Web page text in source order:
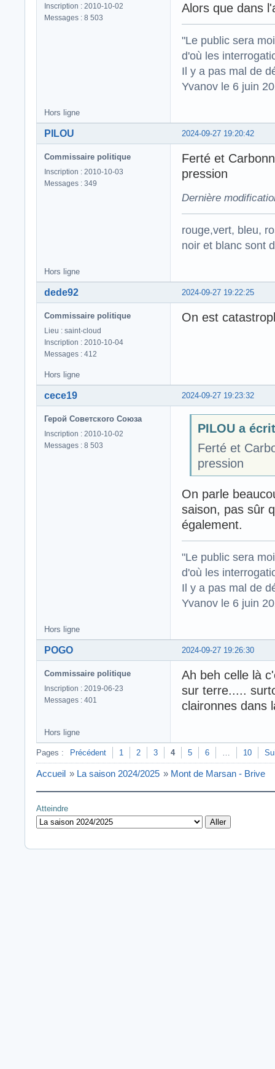
Inscription : 2010-10-02
Messages : 8 503
Alors que dans
"Le public sera
d'où les
Il y a pas mal de
Yvanov le 6 juin
Hors ligne
2024-09-27 19:20:42
PILOU
Commissaire politique
Inscription : 2010-10-03
Messages : 349
Ferté et
pression
Dernière
rouge,vert, bleu,
noir et blanc sont
Hors ligne
2024-09-27 19:22:25
dede92
Commissaire politique
Lieu : saint-cloud
Inscription : 2010-10-04
Messages : 412
On est
Hors ligne
2024-09-27 19:23:32
cece19
Герой Советского Союза
Inscription : 2010-10-02
Messages : 8 503
PILOU a
Ferté et
pression
On parle
saison, pas sûr
également.
"Le public sera
d'où les
Il y a pas mal de
Yvanov le 6 juin
Hors ligne
2024-09-27 19:26:30
POGO
Commissaire politique
Inscription : 2019-06-23
Messages : 401
Ah beh celle là
sur terre.....
claironnes dans
Hors ligne
Pages : Précédent 1 2 3 4 5 6 10
Accueil » La saison 2024/2025 » Mont de Marsan - Brive
Atteindre